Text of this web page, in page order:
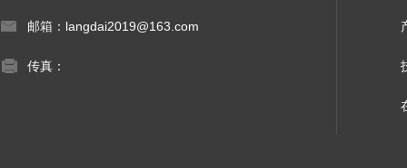
邮箱：langdai2019@163.com
传真：